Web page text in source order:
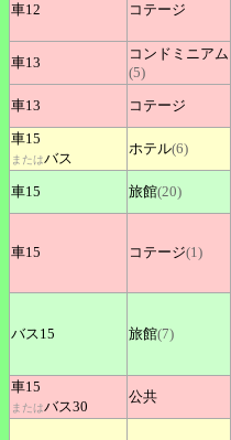
車12 コテージ
車13
コンドミニアム
(5)
車13
コテージ
車15
またはバス
ホテル(6)
車15 旅館(20)
車15 コテージ(1)
バス15 旅館(7)
車15
またはバス30
公共